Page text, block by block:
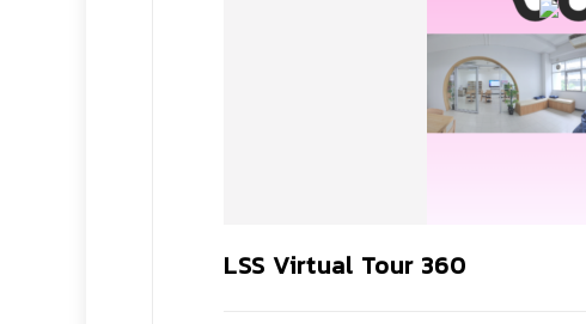
LSS Virtual Tour 360